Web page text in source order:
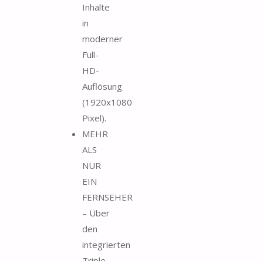
Inhalte
in
moderner
Full-
HD-
Auflösung
(1920x1080
Pixel).
MEHR
ALS
NUR
EIN
FERNSEHER
– Über
den
integrierten